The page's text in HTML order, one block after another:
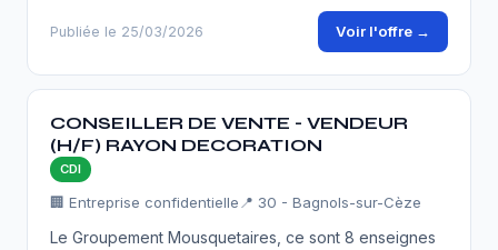
Publiée le 25/03/2026 Voir l'offre →
CONSEILLER DE VENTE - VENDEUR
(H/F) RAYON DECORATION
CDI
🏢 Entreprise confidentielle 📍 30 - Bagnols-sur-Cèze
Le Groupement Mousquetaires, ce sont 8 enseignes